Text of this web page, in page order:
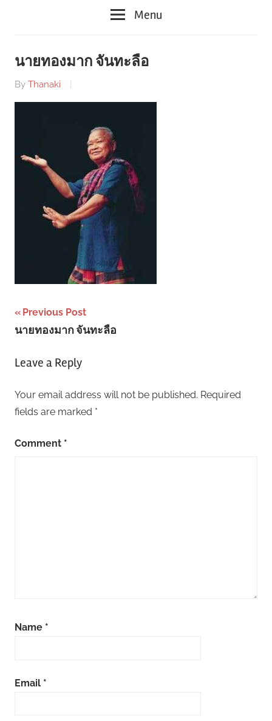
Menu
นายทองมาก จันทะลือ
By Thanaki
Post
navigation
Previous Post
นายทองมาก จันทะลือ
Leave a Reply
Your email address will not be published. Required
fields are marked *
Comment *
Name *
Email *